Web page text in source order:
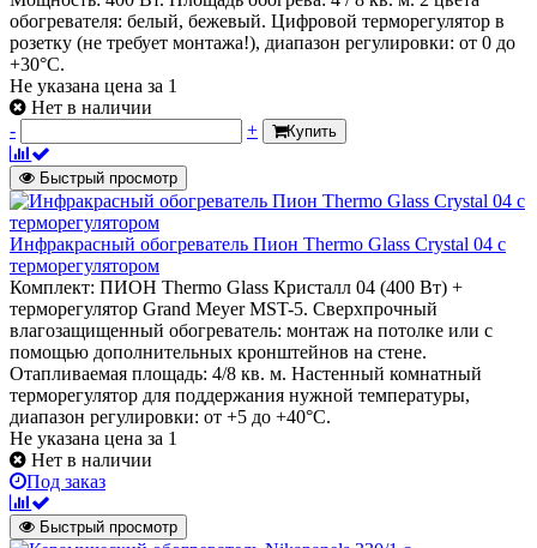
обогревателя: белый, бежевый. Цифровой терморегулятор в
розетку (не требует монтажа!), диапазон регулировки: от 0 до
+30°С.
Не указана цена за 1
Нет в наличии
-
+ Купить
Быстрый просмотр
Инфракрасный обогреватель Пион Thermo Glass Crystal 04 с
терморегулятором
Комплект: ПИОН Thermo Glass Кристалл 04 (400 Вт) +
терморегулятор Grand Meyer MST-5. Сверхпрочный
влагозащищенный обогреватель: монтаж на потолке или с
помощью дополнительных кронштейнов на стене.
Отапливаемая площадь: 4/8 кв. м. Настенный комнатный
терморегулятор для поддержания нужной температуры,
диапазон регулировки: от +5 до +40°С.
Не указана цена за 1
Нет в наличии
Под заказ
Быстрый просмотр